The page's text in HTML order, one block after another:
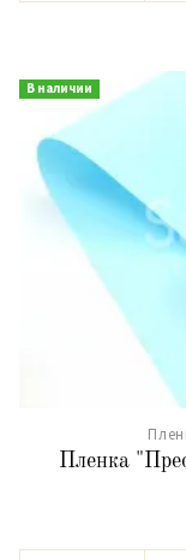
В наличии
Пленка